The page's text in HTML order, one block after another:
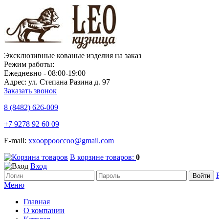
Эксклюзивные кованые изделия на заказ
Режим работы:
Ежедневно - 08:00-19:00
Адрес: ул. Степана Разина д. 97
Заказать звонок
8 (8482) 626-009
+7 9278 92 60 09
E-mail: xxooppooccoo@gmail.com
В корзине товаров: 0
Вход
Меню
Главная
О компании